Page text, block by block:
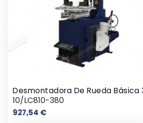
Desmontadora De Rueda Básica
10/LC810-380
927,54 €Precio